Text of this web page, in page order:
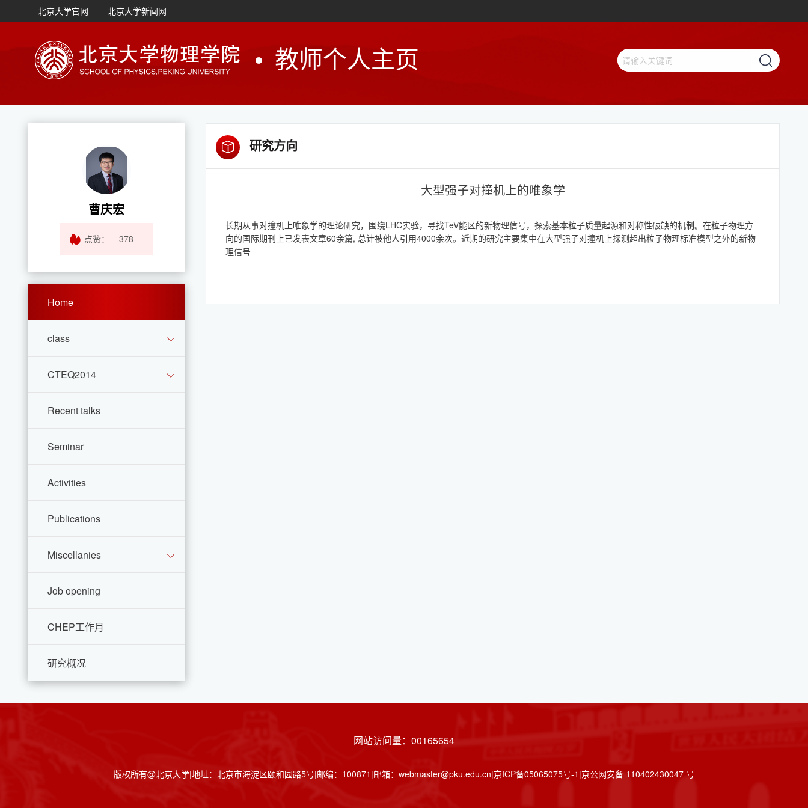
北京大学官网 北京大学新闻网
教师个人主页
曹庆宏
点赞： 378
Home
class
CTEQ2014
Recent talks
Seminar
Activities
Publications
Miscellanies
Job opening
CHEP工作月
研究概况
研究方向
大型强子对撞机上的唯象学
长期从事对撞机上唯象学的理论研究，围绕LHC实验，寻找TeV能区的新物理信号，探索基本粒子质量起源和对称性破缺的机制。在粒子物理方
向的国际期刊上已发表文章60余篇, 总计被他人引用4000余次。近期的研究主要集中在大型强子对撞机上探测超出粒子物理标准模型之外的新物
理信号
网站访问量： 00165654
版权所有@北京大学|地址：北京市海淀区颐和园路5号|邮编：100871|邮箱：webmaster@pku.edu.cn|京ICP备05065075号-1|京公网安备 110402430047 号